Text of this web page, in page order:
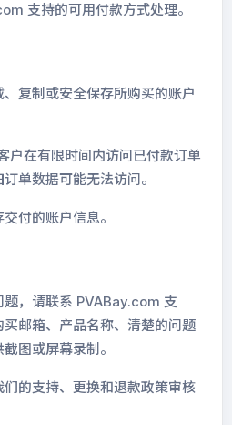
支持的可用付款方式处理。
复制或安全保存所购买的账户
户在有限时间内访问已付款订单
单数据可能无法访问。
付的账户信息。
，请联系 PVABay.com 支
邮箱、产品名称、清楚的问题
图或屏幕录制。
的支持、更换和退款政策审核